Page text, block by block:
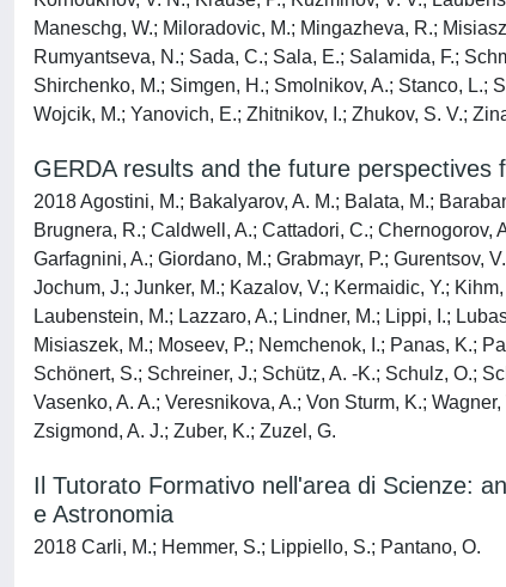
Maneschg, W.; Miloradovic, M.; Mingazheva, R.;
Rumyantseva, N.; Sada, C.; Sala, E.; Salamida, F.;
Shirchenko, M.; Simgen, H.; Smolnikov, A.; Stanco, L.;
Wojcik, M.; Yanovich, E.; Zhitnikov, I.; Zhukov, S. V.;
GERDA results and the future
2018 Agostini, M.; Bakalyarov, A. M.; Balata, M.;
Brugnera, R.; Caldwell, A.; Cattadori, C.; Chernogorov,
Garfagnini, A.; Giordano, M.; Grabmayr, P.; Gurentsov,
Jochum, J.; Junker, M.; Kazalov, V.; Kermaidic, Y.;
Laubenstein, M.; Lazzaro, A.; Lindner, M.; Lippi, I.;
Misiaszek, M.; Moseev, P.; Nemchenok, I.; Panas, K.;
Schönert, S.; Schreiner, J.; Schütz, A. -K.; Schulz, O.;
Vasenko, A. A.; Veresnikova, A.; Von Sturm, K.;
Zsigmond, A. J.; Zuber, K.; Zuzel, G.
Il Tutorato Formativo nell'area di Scienze:
e Astronomia
2018 Carli, M.; Hemmer, S.; Lippiello, S.; Pantano, O.